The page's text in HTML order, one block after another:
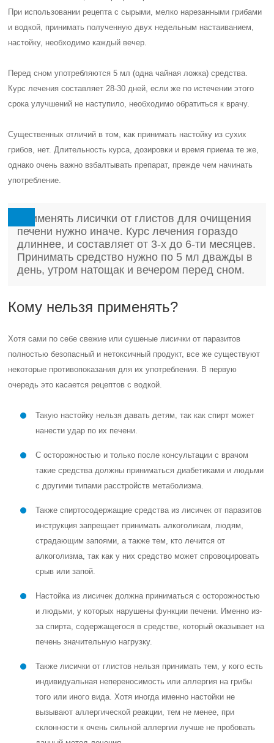
При использовании рецепта с сырыми, мелко нарезанными грибами
и водкой, принимать полученную двух недельным настаиванием,
настойку, необходимо каждый вечер.
Перед сном употребляются 5 мл (одна чайная ложка) средства.
Курс лечения составляет 28-30 дней, если же по истечении этого
срока улучшений не наступило, необходимо обратиться к врачу.
Существенных отличий в том, как принимать настойку из сухих
грибов, нет. Длительность курса, дозировки и время приема те же,
однако очень важно взбалтывать препарат, прежде чем начинать
употребление.
Применять лисички от глистов для очищения
печени нужно иначе. Курс лечения гораздо
длиннее, и составляет от 3-х до 6-ти месяцев.
Принимать средство нужно по 5 мл дважды в
день, утром натощак и вечером перед сном.
Кому нельзя применять?
Хотя сами по себе свежие или сушеные лисички от паразитов
полностью безопасный и нетоксичный продукт, все же существуют
некоторые противопоказания для их употребления. В первую
очередь это касается рецептов с водкой.
Такую настойку нельзя давать детям, так как спирт может
нанести удар по их печени.
С осторожностью и только после консультации с врачом
такие средства должны приниматься диабетиками и людьми
с другими типами расстройств метаболизма.
Также спиртосодержащие средства из лисичек от паразитов
инструкция запрещает принимать алкоголикам, людям,
страдающим запоями, а также тем, кто лечится от
алкоголизма, так как у них средство может спровоцировать
срыв или запой.
Настойка из лисичек должна приниматься с осторожностью
и людьми, у которых нарушены функции печени. Именно из-
за спирта, содержащегося в средстве, который оказывает на
печень значительную нагрузку.
Также лисички от глистов нельзя принимать тем, у кого есть
индивидуальная непереносимость или аллергия на грибы
того или иного вида. Хотя иногда именно настойки не
вызывают аллергической реакции, тем не менее, при
склонности к очень сильной аллергии лучше не пробовать